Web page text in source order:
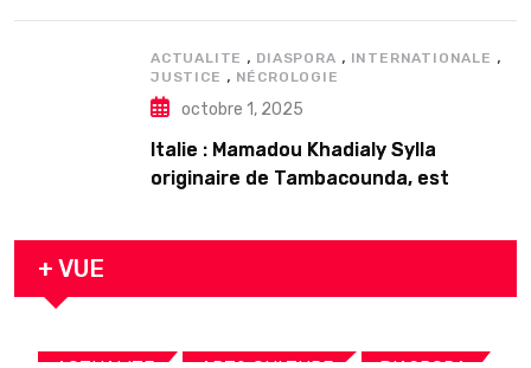
ACTUALITE , DIASPORA , INTERNATIONALE ,
JUSTICE , NÉCROLOGIE
octobre 1, 2025
Italie : Mamadou Khadialy Sylla
originaire de Tambacounda, est
arrestation
+ VUE